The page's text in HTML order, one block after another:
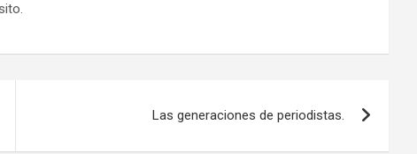
Las generaciones de periodistas.